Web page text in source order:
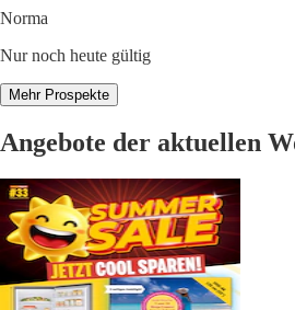
Norma
Nur noch heute gültig
Mehr Prospekte
Angebote der aktuellen